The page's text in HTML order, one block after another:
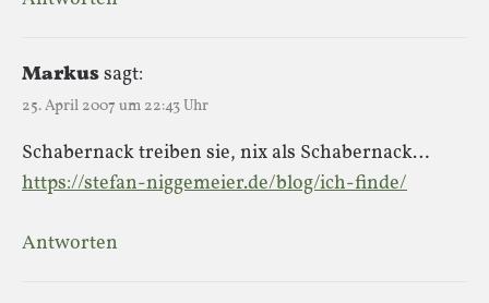
Markussagt:
25. April 2007 um 22:43 Uhr
Schabernack treiben sie, nix als Schabernack…
https://stefan-niggemeier.de/blog/ich-finde/
Antworten